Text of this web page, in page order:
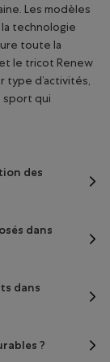
Les modèles
technologie
toute la
le tricot Renew
type d’activités,
sport qui
des
dans
dans
?